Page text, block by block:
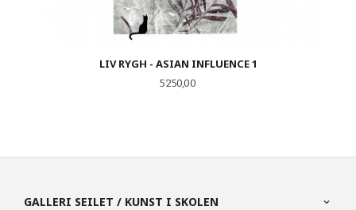
LIV RYGH - ASIAN INFLUENCE 1
Pris
5 250,00
GALLERI SEILET / KUNST I SKOLEN